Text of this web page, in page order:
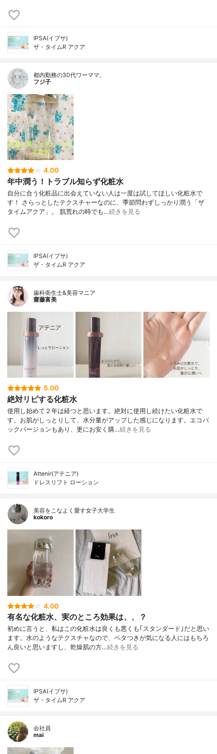
IPSA(イプサ)
ザ・タイムR アクア
都内勤務の30代ワーママ。
フジ子
4.00
年中潤う！トラブル知らず化粧水
自分に合う化粧品に出会えていない人は一度は試してほしい化粧水で
す！ さらっとしたテクスチャーなのに、季節問わずしっかり潤う「ザ
タイムアクア」。 肌荒れの時でも…続きを見る
IPSA(イプサ)
ザ・タイムR アクア
歯科衛生士&美容マニア
齋藤富美
5.00
絶対リピする化粧水
使用し始めて２年は経つと思います。絶対に使用し続けたい化粧水で
す。お肌がしっとりして、水分量がアップした感じになります。エコパ
ックバージョンもあり、更にお安く購…続きを見る
Attenir(アテニア)
ドレスリフト ローション
美容をこなよく愛す女子大学生
kokoro
4.00
有名な化粧水、実のところ効果は、、？
初めに言うと、私はこの化粧水は良くも悪くも｢スタンダード｣だと思い
ます。水のようなテクスチャなので、ベタつきが気になる人にはもちろ
ん良いと思いますし、乾燥肌の方…続きを見る
IPSA(イプサ)
ザ・タイムR アクア
会社員
mai